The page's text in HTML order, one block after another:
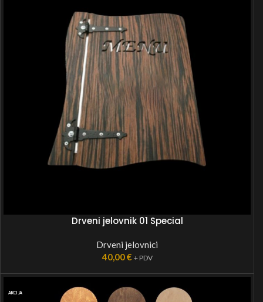
Drveni jelovnik 01 Special
Drveni jelovnici
40,00€ + PDV
AKCIJA